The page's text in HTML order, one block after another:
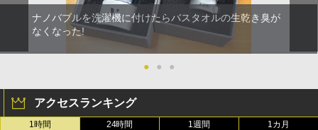
ナノバブルを洗濯機に付けたらバスタオルの生乾き臭が
なくなった!
● ● ●
アクセスランキング
1時間 24時間 1週間 1カ月